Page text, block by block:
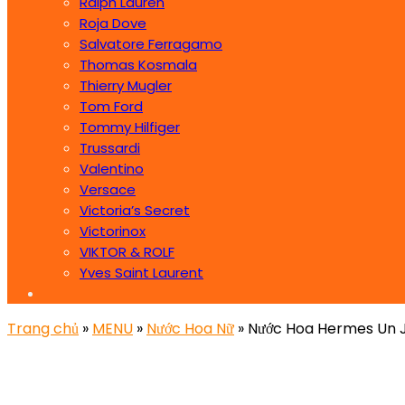
Roja Dove
Salvatore Ferragamo
Thomas Kosmala
Thierry Mugler
Tom Ford
Tommy Hilfiger
Trussardi
Valentino
Versace
Victoria’s Secret
Victorinox
VIKTOR & ROLF
Yves Saint Laurent
Trang chủ » MENU » Nước Hoa Nữ » Nước Hoa Hermes Un